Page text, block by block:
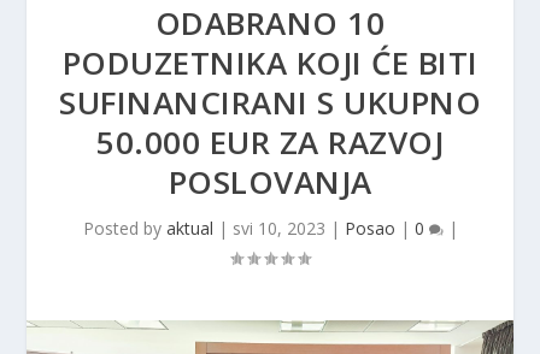
ODABRANO 10
PODUZETNIKA KOJI ĆE BITI
SUFINANCIRANI S UKUPNO
50.000 EUR ZA RAZVOJ
POSLOVANJA
Posted by aktual | svi 10, 2023 | Posao | 0 |